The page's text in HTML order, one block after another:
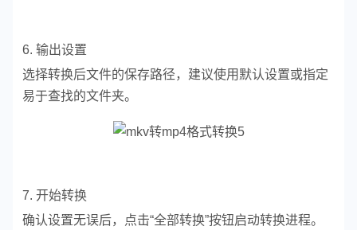
6. 输出设置
选择转换后文件的保存路径，建议使用默认设置或指定
易于查找的文件夹。
7. 开始转换
确认设置无误后，点击“全部转换”按钮启动转换进程。